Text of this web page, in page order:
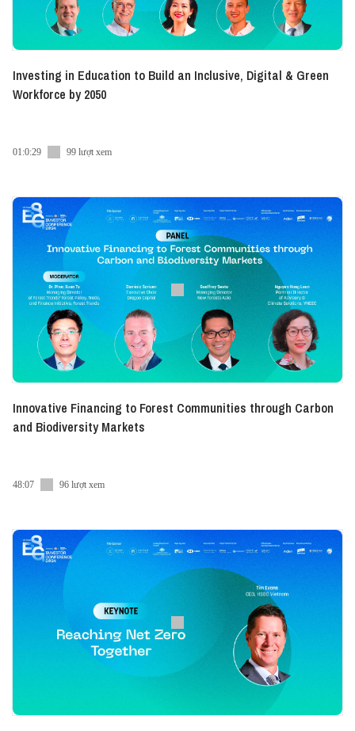
Investing in Education to Build an Inclusive, Digital & Green
Workforce by 2050
01:0:29 99 lượt xem
Innovative Financing to Forest Communities through Carbon
and Biodiversity Markets
48:07 96 lượt xem